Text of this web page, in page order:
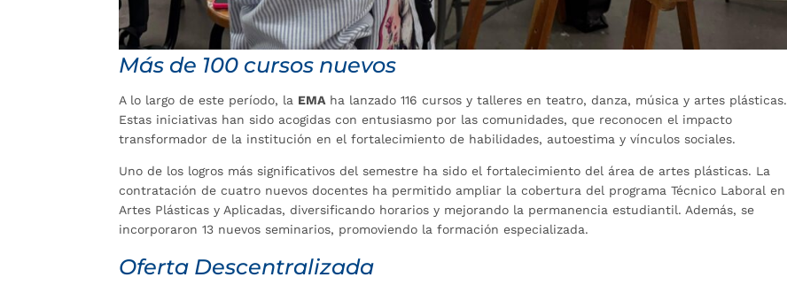
Más de 100 cursos nuevos
A lo largo de este período, la EMA ha lanzado 116 cursos y talleres en teatro, danza, música y artes plásticas.
Estas iniciativas han sido acogidas con entusiasmo por las comunidades, que reconocen el impacto
transformador de la institución en el fortalecimiento de habilidades, autoestima y vínculos sociales.
Uno de los logros más significativos del semestre ha sido el fortalecimiento del área de artes plásticas. La
contratación de cuatro nuevos docentes ha permitido ampliar la cobertura del programa Técnico Laboral en
Artes Plásticas y Aplicadas, diversificando horarios y mejorando la permanencia estudiantil. Además, se
incorporaron 13 nuevos seminarios, promoviendo la formación especializada.
Oferta Descentralizada